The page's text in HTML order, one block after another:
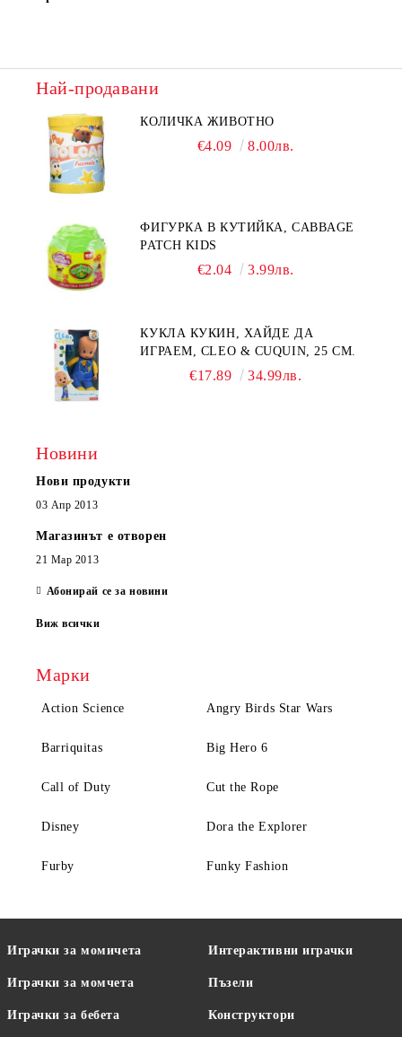
Най-продавани
КОЛИЧКА ЖИВОТНО
€4.09 8.00лв.
ФИГУРКА В КУТИЙКА, CABBAGE
PATCH KIDS
€2.04 3.99лв.
КУКЛА КУКИН, ХАЙДЕ ДА
ИГРАЕМ, CLEO & CUQUIN, 25 СМ.
€17.89 34.99лв.
Новини
Нови продукти
03 Апр 2013
Магазинът е отворен
21 Мар 2013
Абонирай се за новини
Виж всички
Марки
Action Science Angry Birds Star Wars
Barriquitas Big Hero 6
Call of Duty Cut the Rope
Disney Dora the Explorer
Furby Funky Fashion
Играчки за момичета
Играчки за момчета
Играчки за бебета
Интерактивни играчки
Пъзели
Конструктори